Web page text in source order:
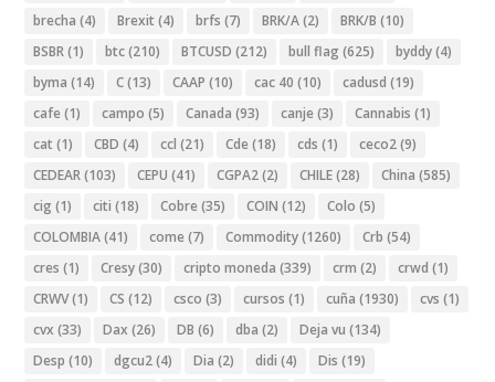
brecha (4) Brexit (4) brfs (7) BRK/A(2) BRK/B (10)
BSBR(1) btc(210) BTCUSD (212) bull flag (625) byddy(4)
byma (14) C(13) CAAP (10) cac 40 (10) cadusd (19)
cafe (1) campo (5) Canada (93) canje (3) Cannabis (1)
cat (1) CBD (4) ccl (21) Cde (18) cds (1) ceco2(9)
CEDEAR(103) CEPU (41) CGPA2(2) CHILE(28) China (585)
cig (1) citi (18) Cobre (35) COIN (12) Colo (5)
COLOMBIA(41) come (7) Commodity(1260) Crb (54)
cres (1) Cresy(30) cripto moneda (339) crm (2) crwd (1)
CRWV(1) CS (12) csco (3) cursos (1) cuña (1930) cvs (1)
cvx (33) Dax (26) DB (6) dba (2) Deja vu (134)
Desp (10) dgcu2(4) Dia (2) didi (4) Dis (19)